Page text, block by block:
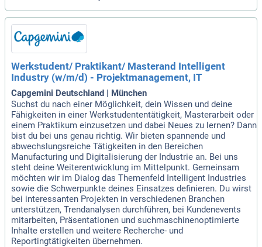
Werkstudent/ Praktikant/ Masterand Intelligent
Industry (w/m/d) - Projektmanagement, IT
Capgemini Deutschland | München
Suchst du nach einer Möglichkeit, dein Wissen und deine
Fähigkeiten in einer Werkstudententätigkeit, Masterarbeit oder
einem Praktikum einzusetzen und dabei Neues zu lernen? Dann
bist du bei uns genau richtig. Wir bieten spannende und
abwechslungsreiche Tätigkeiten in den Bereichen
Manufacturing und Digitalisierung der Industrie an. Bei uns
steht deine Weiterentwicklung im Mittelpunkt. Gemeinsam
möchten wir im Dialog das Themenfeld Intelligent Industries
sowie die Schwerpunkte deines Einsatzes definieren. Du wirst
bei interessanten Projekten in verschiedenen Branchen
unterstützen, Trendanalysen durchführen, bei Kundenevents
mitarbeiten, Präsentationen und suchmaschinenoptimierte
Inhalte erstellen und weitere Recherche- und
Reportingtätigkeiten übernehmen.